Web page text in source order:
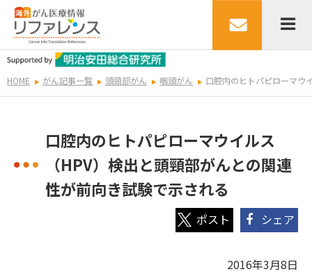
HOME がん記事一覧 頭頸部がん 咽頭がん 口腔内のヒトパピローマウ
口腔内のヒトパピローマウイルス
（HPV）検出と頭頸部がんとの関連
性が前向き試験で示される
シェア
2016年3月8日